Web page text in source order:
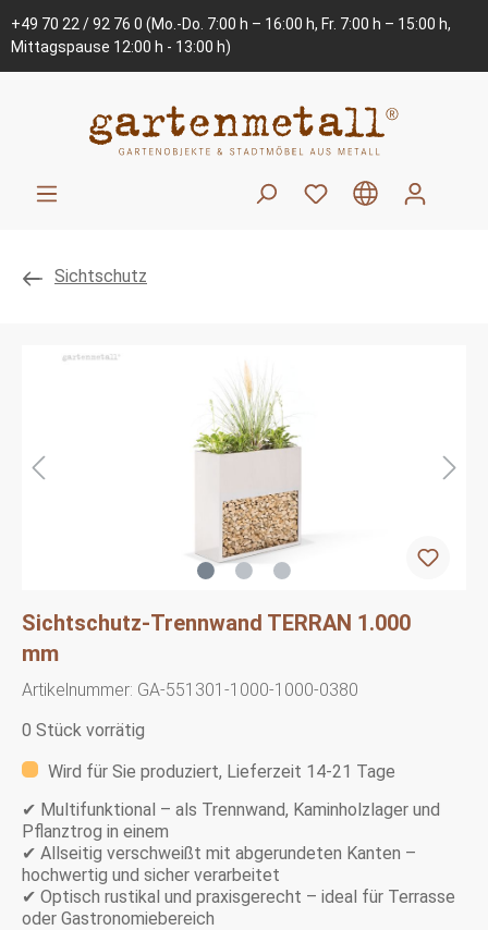
+49 70 22 / 92 76 0 (Mo.-Do. 7:00 h – 16:00 h, Fr. 7:00 h – 15:00 h,
Mittagspause 12:00 h - 13:00 h)
Sichtschutz
Sichtschutz-Trennwand TERRAN 1.000
mm
Artikelnummer: GA-551301-1000-1000-0380
0 Stück vorrätig
Wird für Sie produziert, Lieferzeit 14-21 Tage
✔ Multifunktional – als Trennwand, Kaminholzlager und
Pflanztrog in einem
✔ Allseitig verschweißt mit abgerundeten Kanten –
hochwertig und sicher verarbeitet
✔ Optisch rustikal und praxisgerecht – ideal für Terrasse
oder Gastronomiebereich